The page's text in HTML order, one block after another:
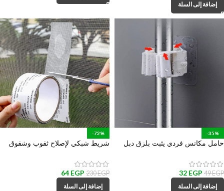
إضافة إلى السلة
-35%
حامل مكانس فردي يثبت بلزق دبل
49EGP
32 EGP
إضافة إلى السلة
-72%
شريط شبكي لإصلاح ثقوب وشقوق
230EGP
64 EGP
إضافة إلى السلة